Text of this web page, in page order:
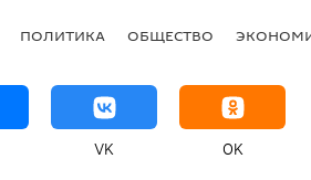
ПОЛИТИКА ОБЩЕСТВО
VK OK